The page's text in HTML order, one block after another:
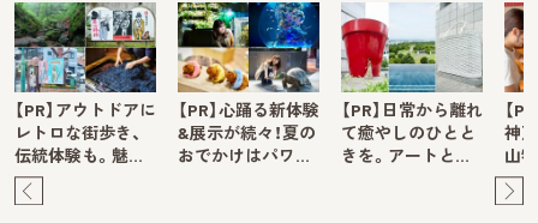
【PR】アウトドアに
レトロな街歩き、
伝統体験も。魅…
【PR】心踊る新体験
&展示が続々！夏の
おでかけはパワ…
【PR】日常から離れ
て癒やしのひとと
きを。アートと…
【
神
山